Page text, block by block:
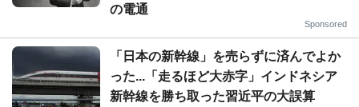
の電通
Sponsored
「日本の新幹線」を売らずに済んでよか
った...「走るほど大赤字」インドネシア
新幹線を勝ち取った習近平の大誤算